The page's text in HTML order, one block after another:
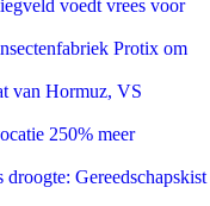
voedt vrees voor
Protix om
van Hormuz, VS
250% meer
droogte: Gereedschapskist